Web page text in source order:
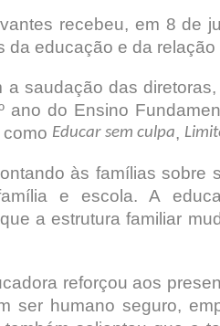
recebeu, em 8 de
da educação e da
a saudação das
ano do Ensino
Educar sem culpa,
às famílias
e escola. A
a estrutura familiar
reforçou aos
ser humano seguro,